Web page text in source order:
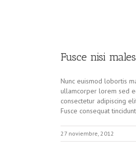
Fusce nisi
Nunc euismod lobortis
ullamcorper lorem sed
consectetur adipiscing
Fusce consequat
27 noviembre, 2012